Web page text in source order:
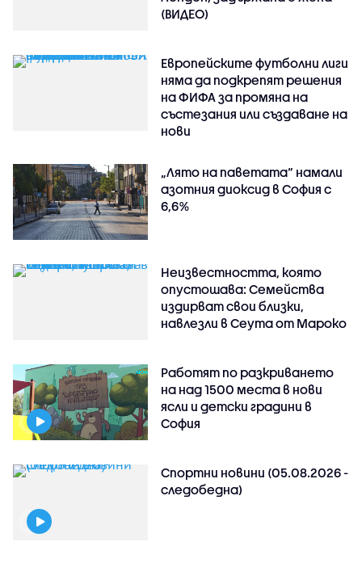
(ВИДЕО)
Европейските футболни лиги
няма да подкрепят решения
на ФИФА за промяна на
състезания или създаване на
нови
„Лято на паветата“ намали
азотния диоксид в София с
6,6%
Неизвестността, която
опустошава: Семейства
издирват свои близки,
навлезли в Сеута от Мароко
Работят по разкриването
на над 1500 места в нови
ясли и детски градини в
София
Спортни новини (05.08.2026 -
следобедна)